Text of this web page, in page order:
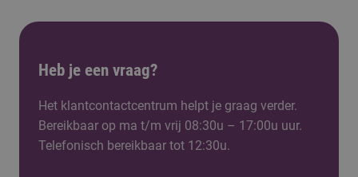
Heb je een vraag?
Het klantcontactcentrum helpt je graag verder.
Bereikbaar op ma t/m vrij 08:30u – 17:00u uur.
Telefonisch bereikbaar tot 12:30u.